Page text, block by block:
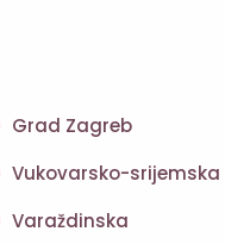
Grad Zagreb
Vukovarsko-srijemska
Varaždinska